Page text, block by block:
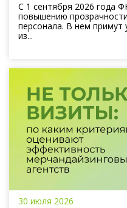
С 1 сентября 2026 года
повышению
персонала. В нем примут
из...
30 июля 2026